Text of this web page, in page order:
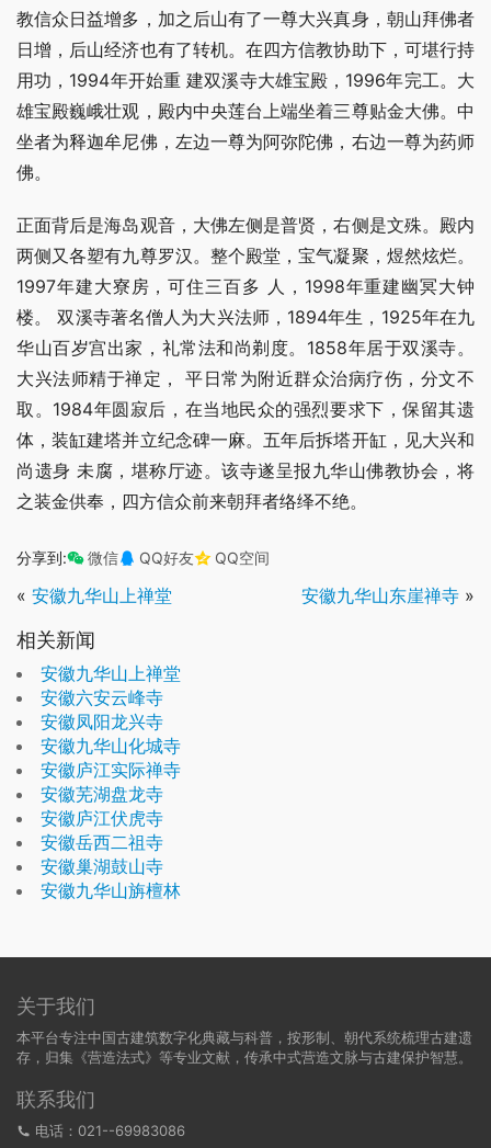
教信众日益增多，加之后山有了一尊大兴真身，朝山拜佛者
日增，后山经济也有了转机。在四方信教协助下，可堪行持
用功，1994年开始重 建双溪寺大雄宝殿，1996年完工。大
雄宝殿巍峨壮观，殿内中央莲台上端坐着三尊贴金大佛。中
坐者为释迦牟尼佛，左边一尊为阿弥陀佛，右边一尊为药师
佛。
正面背后是海岛观音，大佛左侧是普贤，右侧是文殊。殿内
两侧又各塑有九尊罗汉。整个殿堂，宝气凝聚，煜然炫烂。
1997年建大寮房，可住三百多 人，1998年重建幽冥大钟
楼。 双溪寺著名僧人为大兴法师，1894年生，1925年在九
华山百岁宫出家，礼常法和尚剃度。1858年居于双溪寺。
大兴法师精于禅定， 平日常为附近群众治病疗伤，分文不
取。1984年圆寂后，在当地民众的强烈要求下，保留其遗
体，装缸建塔并立纪念碑一麻。五年后拆塔开缸，见大兴和
尚遗身 未腐，堪称厅迹。该寺遂呈报九华山佛教协会，将
之装金供奉，四方信众前来朝拜者络绎不绝。
分享到: 微信 QQ好友 QQ空间
« 安徽九华山上禅堂 安徽九华山东崖禅寺 »
相关新闻
安徽九华山上禅堂
安徽六安云峰寺
安徽凤阳龙兴寺
安徽九华山化城寺
安徽庐江实际禅寺
安徽芜湖盘龙寺
安徽庐江伏虎寺
安徽岳西二祖寺
安徽巢湖鼓山寺
安徽九华山旃檀林
关于我们
本平台专注中国古建筑数字化典藏与科普，按形制、朝代系统梳理古建遗
存，归集《营造法式》等专业文献，传承中式营造文脉与古建保护智慧。
联系我们
电话：021--69983086